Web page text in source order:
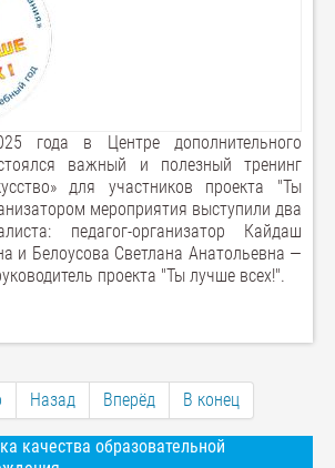
года в Центре дополнительного
важный и полезный тренинг
для участников проекта "Ты
мероприятия выступили два
педагог-организатор Кайдаш
и Белоусова Светлана Анатольевна —
проекта "Ты лучше всех!".
Назад Вперёд В конец
качества образовательной